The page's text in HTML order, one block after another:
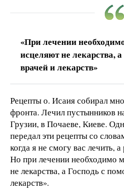
«При лечении
исцеляют не лекарства,
врачей и лекарств»
Рецепты о. Исаия собирал
фронта. Лечил пустынников
Грузии, в Почаеве, Киеве.
передал эти рецепты со
когда я не смогу вас лечить,
Но при лечении необходимо
не лекарства, а Господь с
лекарств».